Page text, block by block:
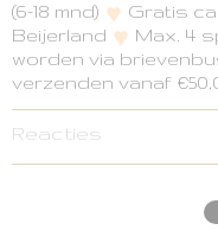
(6-18 mnd)
Gratis
Beijerland
Max. 4
worden via
verzenden vanaf
Reacties